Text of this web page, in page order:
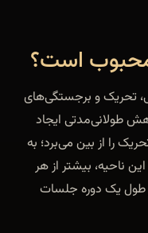
محبوب است؟
تحریک و برجستگی‌های
طولانی‌مدتی ایجاد
را از بین می‌برد؛ به
ناحیه، بیشتر از هر
طول یک دوره جلسات